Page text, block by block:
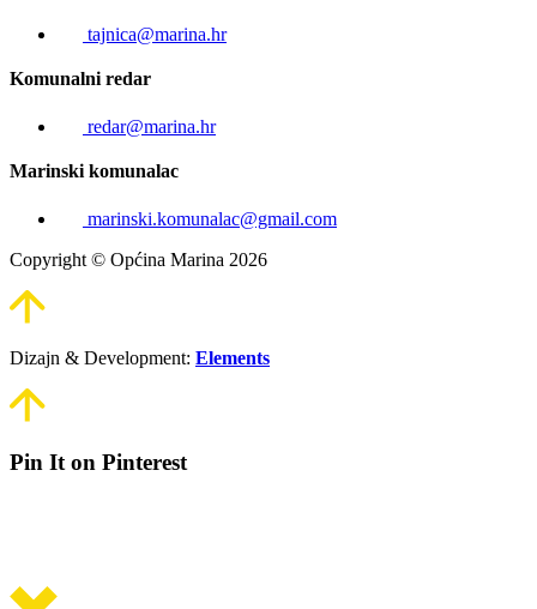
tajnica@marina.hr
Komunalni redar
redar@marina.hr
Marinski komunalac
marinski.komunalac@gmail.com
Copyright © Općina Marina 2026
Dizajn & Development: Elements
Pin It on Pinterest